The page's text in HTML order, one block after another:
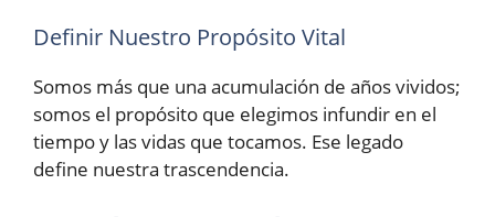
Definir Nuestro Propósito Vital
Somos más que una acumulación de años vividos;
somos el propósito que elegimos infundir en el
tiempo y las vidas que tocamos. Ese legado
define nuestra trascendencia.